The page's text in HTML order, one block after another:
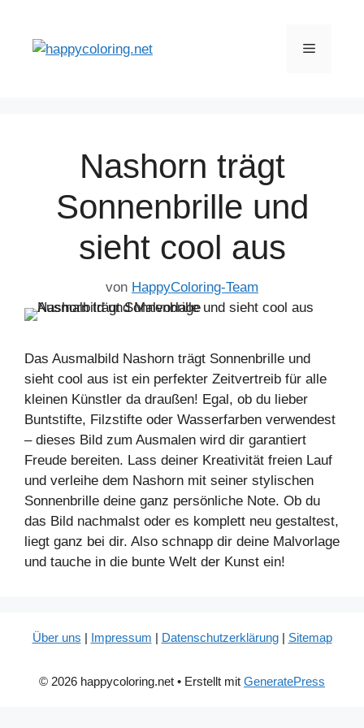
springen
Menü
Nashorn trägt
Sonnenbrille und
sieht cool aus
von HappyColoring-Team
Das Ausmalbild Nashorn trägt Sonnenbrille und
sieht cool aus ist ein perfekter Zeitvertreib für alle
kleinen Künstler da draußen! Egal, ob du lieber
Buntstifte, Filzstifte oder Wasserfarben verwendest
– dieses Bild zum Ausmalen wird dir garantiert
Freude bereiten. Lass deiner Kreativität freien Lauf
und verleihe dem Nashorn mit seiner stylischen
Sonnenbrille deine ganz persönliche Note. Ob du
das Bild nachmalst oder es komplett neu gestaltest,
liegt ganz bei dir. Also schnapp dir deine Malvorlage
und tauche in die bunte Welt der Kunst ein!
Über uns | Impressum | Datenschutzerklärung| Sitemap
© 2026 happycoloring.net • Erstellt mit GeneratePress